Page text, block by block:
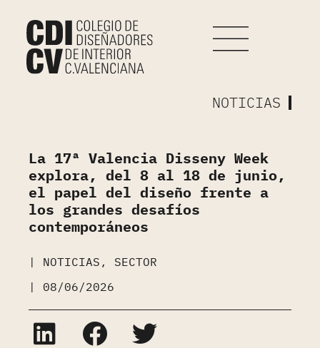
NOTICIAS
La 17ª Valencia Disseny Week
explora, del 8 al 18 de junio,
el papel del diseño frente a
los grandes desafíos
contemporáneos
| NOTICIAS , SECTOR
|
08/06/2026